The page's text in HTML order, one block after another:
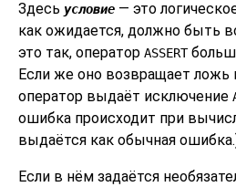
Здесь условие — это
как ожидается, должно быть
это так, оператор ASSERT
Если же оно возвращает ложь
оператор выдаёт исключение
ошибка происходит при
выдаётся как обычная
Если в нём задаётся